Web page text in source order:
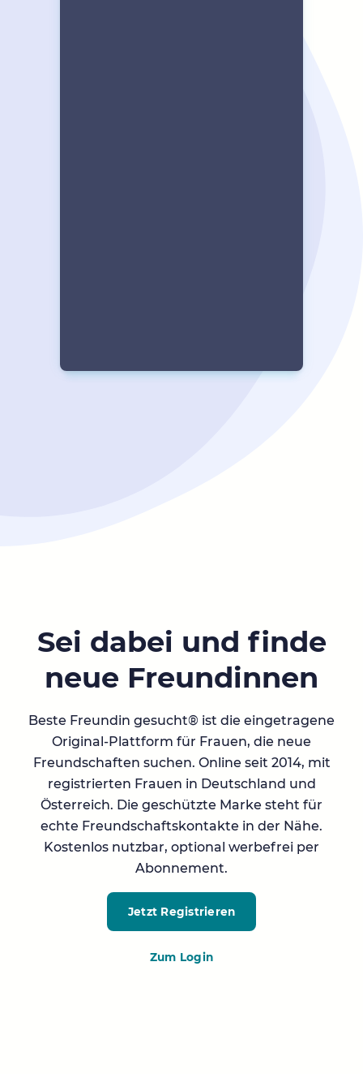
Sei dabei und finde
neue Freundinnen
Beste Freundin gesucht® ist die eingetragene
Original-Plattform für Frauen, die neue
Freundschaften suchen. Online seit 2014, mit
registrierten Frauen in Deutschland und
Österreich. Die geschützte Marke steht für
echte Freundschaftskontakte in der Nähe.
Kostenlos nutzbar, optional werbefrei per
Abonnement.
Jetzt Registrieren
Zum Login